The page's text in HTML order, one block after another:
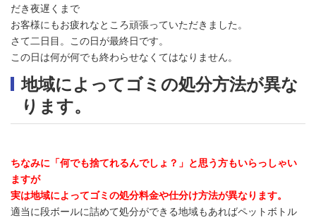
だき夜遅くまで
お客様にもお疲れなところ頑張っていただきました。
さて二日目。この日が最終日です。
この日は何が何でも終わらせなくてはなりません。
地域によってゴミの処分方法が異な
ります。
ちなみに「何でも捨てれるんでしょ？」と思う方もいらっしゃい
ますが
実は地域によってゴミの処分料金や仕分け方法が異なります。
適当に段ボールに詰めて処分ができる地域もあればペットボトル